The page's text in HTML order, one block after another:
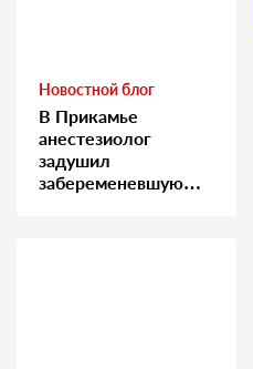
Новостной блог
В Прикамье
анестезиолог
задушил
забеременевшую